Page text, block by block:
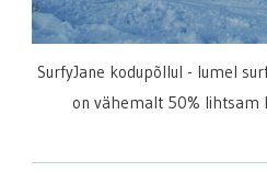
SurfyJane kodupõllul - lumel
on vähemalt 50% lihtsam